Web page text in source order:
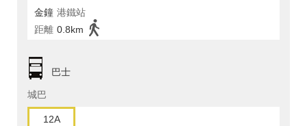
金鐘 港鐵站
距離 0.8km
巴士
城巴
12A